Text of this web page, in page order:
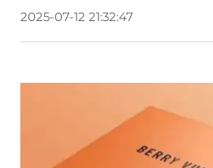
2025-07-12 21:32:47